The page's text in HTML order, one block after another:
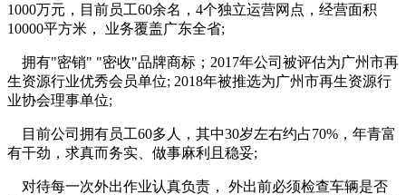
1000万元，目前员工60余名，4个独立运营网点，经营面积
10000平方米， 业务覆盖广东全省;
拥有"密销" "密收"品牌商标；2017年公司被评估为广州市再
生资源行业优秀会员单位; 2018年被推选为广州市再生资源行
业协会理事单位;
目前公司拥有员工60多人，其中30岁左右约占70%，年青富
有干劲，求真而务实、做事麻利且稳妥;
对待每一次外出作业认真负责， 外出前必须检查车辆是否